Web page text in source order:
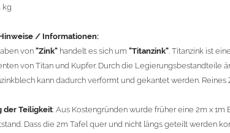
verbaut werden. Diese Metalle werden durch
lenken, dass er nur von Zink, Aluminium und verzinkten
-> Zink, Aluminium und verzinkte Bauteile können
Spannungsreihe nahe beieinander liegen. Kupfer kann
Kontaktkorrosion auftritt.
kg
/ Informationen:
von "Zink" handelt es sich um "Titanzink" . Titanzink ist
von Titan und Kupfer. Durch die Legierungsbestandteile
kann dadurch verformt und gekantet werden. Reines
der Teiligkeit: Aus Kostengründen wurde früher eine 2m x
Dass die 2m Tafel quer und nicht längs geteilt werden